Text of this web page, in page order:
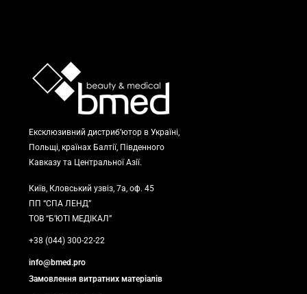
Ексклюзивний дистриб’ютор в Україні,
Польщі, країнах Балтії, Південного
Кавказу та Центральної Азії.
Київ, Кловський узвіз, 7а, оф. 45
ПП “СПА ЛЕНД”
ТОВ “Б’ЮТІ МЕДІКАЛ”
+38 (044) 300-22-22
info@bmed.pro
Замовлення витратних матеріалів